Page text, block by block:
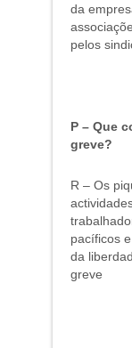
da
pelos
P – Que
greve?
R – Os
pacíficos
da
greve